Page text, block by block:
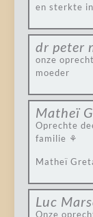
en sterkte
dr peter
onze
moeder
Matheï
Oprechte
familie ⚘
Matheï
Luc
Onze